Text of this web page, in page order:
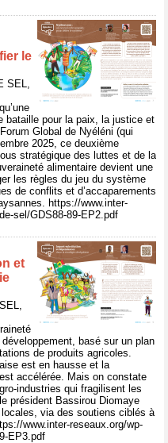
le
SEL,
bataille pour la paix, la justice et
Global de Nyéléni (qui
2025, ce deuxième
stratégique des luttes et de la
alimentaire devient une
les règles du jeu du système
de conflits et d’accaparements
https://www.inter-
sel/GDS88-89-EP2.pdf
et
basé sur un plan
de produits agricoles.
est en hausse et la
accélérée. Mais on constate
industries qui fragilisent les
président Bassirou Diomaye
via des soutiens ciblés à
www.inter-reseaux.org/wp-
EP3.pdf